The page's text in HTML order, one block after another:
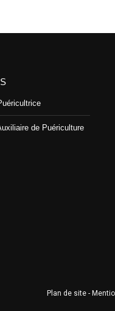
de Puériculture
Plan de site -